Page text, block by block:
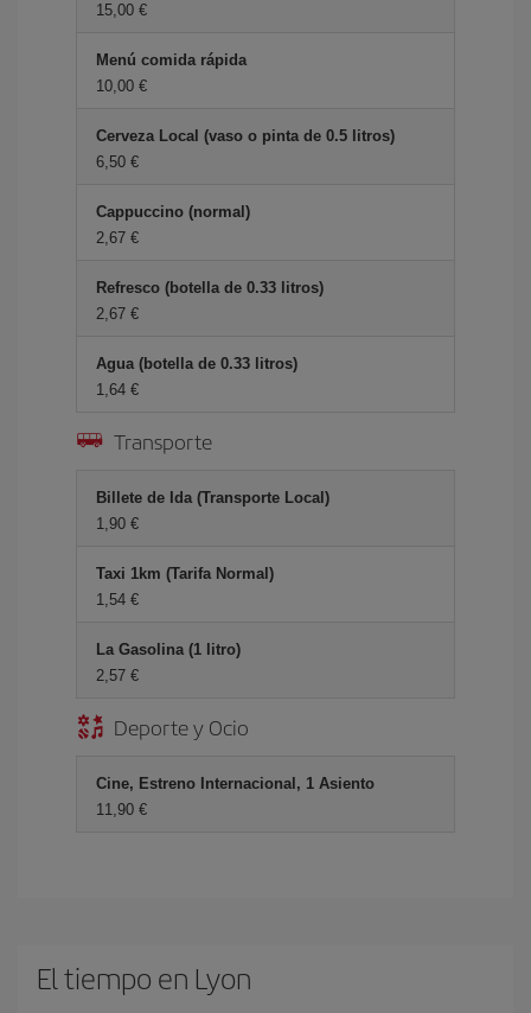
15,00 €
Menú comida rápida
10,00 €
Cerveza Local (vaso o pinta de 0.5 litros)
6,50 €
Cappuccino (normal)
2,67 €
Refresco (botella de 0.33 litros)
2,67 €
Agua (botella de 0.33 litros)
1,64 €
Transporte
Billete de Ida (Transporte Local)
1,90 €
Taxi 1km (Tarifa Normal)
1,54 €
La Gasolina (1 litro)
2,57 €
Deporte y Ocio
Cine, Estreno Internacional, 1 Asiento
11,90 €
El tiempo en Lyon